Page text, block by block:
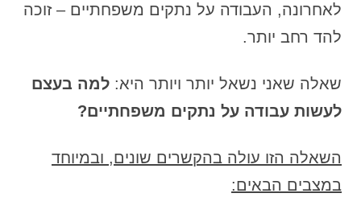
לאחרונה, העבודה על נתקים משפחתיים – זוכה
להד רחב יותר.
שאלה שאני נשאל יותר ויותר היא: למה בעצם
לעשות עבודה על נתקים משפחתיים?
השאלה הזו עולה בהקשרים שונים, ובמיוחד
במצבים הבאים: